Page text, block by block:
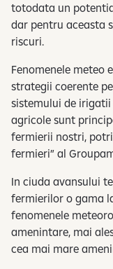
totodata un
dar pentru aceasta
riscuri.
Fenomenele meteo
strategii coerente
sistemului de
agricole sunt
fermierii nostri,
fermieri” al
In ciuda avansului
fermierilor o gama
fenomenele
amenintare, mai
cea mai mare